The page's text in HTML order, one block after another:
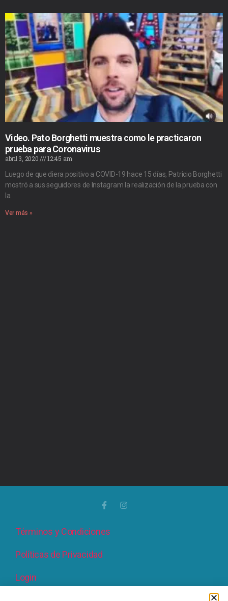
Video. Pato Borghetti muestra como le practicaron
prueba para Coronavirus
abril 3, 2020
12:45 am
Luego de que diera positivo a COVID-19 hace 15 días, Patricio Borghetti
mostró a sus seguidores de Instagram la realización de la prueba con
la
Ver más »
Términos y Condiciones
Políticas de Privacidad
Login